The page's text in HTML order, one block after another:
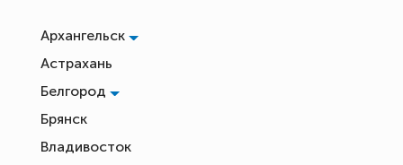
Архангельск
Астрахань
Белгород
Брянск
Владивосток